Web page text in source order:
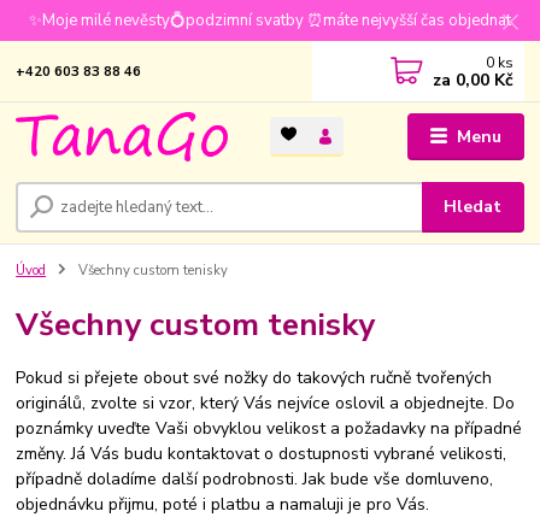
✨Moje milé nevěsty💍podzimní svatby ⏰máte nejvyšší čas objednat
Menu
Hledat
+420 603 83 88 46 0 ks
za 0,00 Kč
Úvod Všechny custom tenisky
Všechny custom tenisky
Pokud si přejete obout své nožky do takových ručně tvořených
originálů, zvolte si vzor, který Vás nejvíce oslovil a objednejte. Do
poznámky uveďte Vaši obvyklou velikost a požadavky na případné
změny. Já Vás budu kontaktovat o dostupnosti vybrané velikosti,
případně doladíme další podrobnosti. Jak bude vše domluveno,
objednávku přijmu, poté i platbu a namaluji je pro Vás.